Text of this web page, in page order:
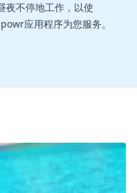
夜不停地工作，以使
应用程序为您服务。